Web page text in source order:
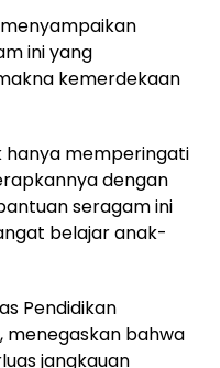
ini yang
kemerdekaan
hanya memperingati
dengan
seragam ini
belajar anak-
Pendidikan
menegaskan bahwa
jangkauan